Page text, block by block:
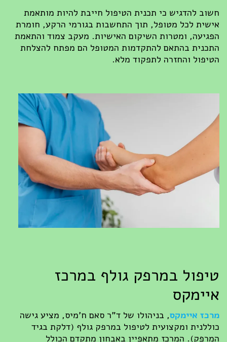
חשוב להדגיש כי תכנית הטיפול חייבת להיות מותאמת
אישית לכל מטופל, תוך התחשבות בגורמי הרקע, חומרת
הפגיעה, ומטרות השיקום האישיות. מעקב צמוד והתאמת
התכנית בהתאם להתקדמות המטופל הם מפתח להצלחת
הטיפול והחזרה לתפקוד מלא.
טיפול במרפק גולף במרכז
איימקס
מרכז איימקס, בניהולו של ד"ר סאם ח'מיס, מציע גישה
כוללנית ומקצועית לטיפול במרפק גולף (דלקת בגיד
המרפק). המרכז מתאפיין באבחון מתקדם הכולל